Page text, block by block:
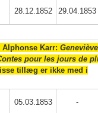
28.12.1852 29.04.1853
Alphonse Karr:Geneviève
pour les jours de
tillæg er ikke med i
05.03.1853 -